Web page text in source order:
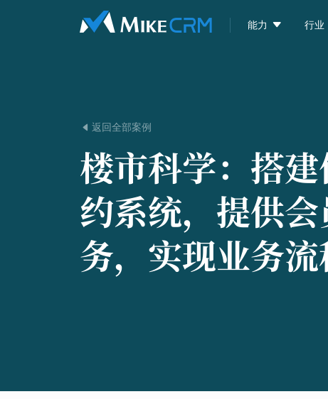
能力  行业
 返回全部案例
楼市科学： 搭
约系统，提供
务，实现业务